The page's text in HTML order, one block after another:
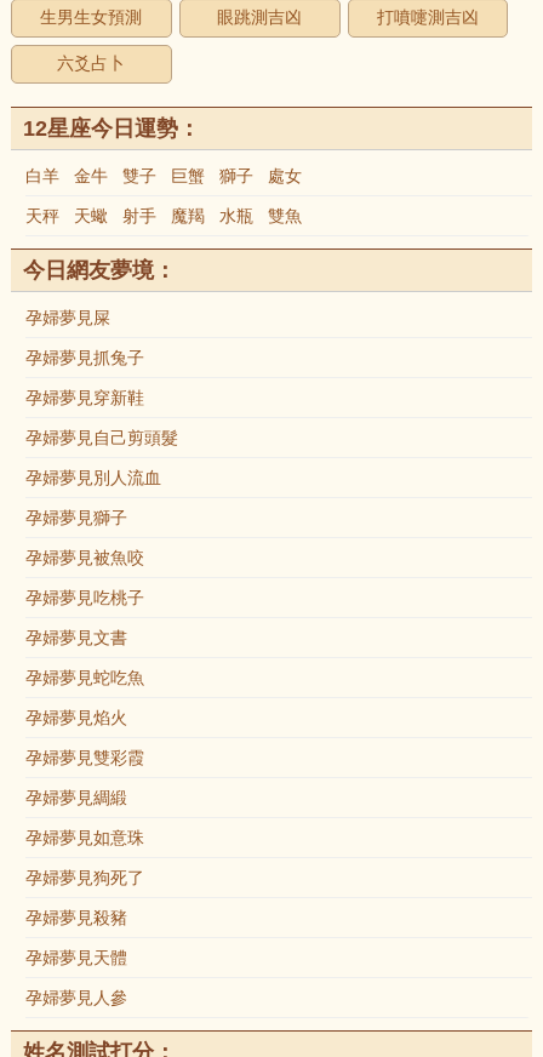
生男生女預測 眼跳測吉凶 打噴嚏測吉凶
六爻占卜
12星座今日運勢：
白羊 金牛 雙子 巨蟹 獅子 處女
天秤 天蠍 射手 魔羯 水瓶 雙魚
今日網友夢境：
孕婦夢見屎
孕婦夢見抓兔子
孕婦夢見穿新鞋
孕婦夢見自己剪頭髮
孕婦夢見別人流血
孕婦夢見獅子
孕婦夢見被魚咬
孕婦夢見吃桃子
孕婦夢見文書
孕婦夢見蛇吃魚
孕婦夢見焰火
孕婦夢見雙彩霞
孕婦夢見綢緞
孕婦夢見如意珠
孕婦夢見狗死了
孕婦夢見殺豬
孕婦夢見天體
孕婦夢見人參
姓名測試打分：